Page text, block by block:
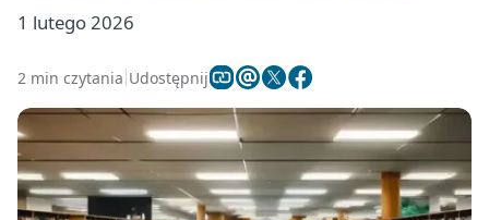
1 lutego 2026
2 min czytania Udostępnij